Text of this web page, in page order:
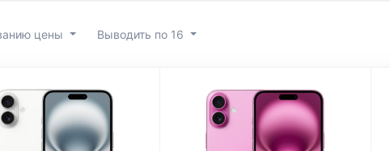
цены Выводить по 16